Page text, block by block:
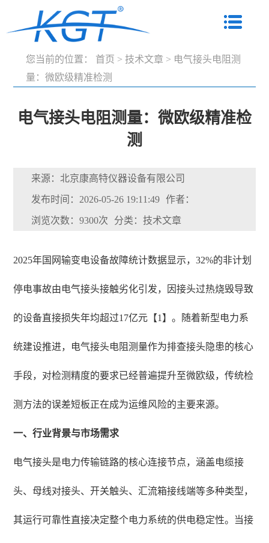
您当前的位置： 首页 > 技术文章 > 电气接头电阻测
量：微欧级精准检测
电气接头电阻测量：微欧级精准检
测
来源：北京康高特仪器设备有限公司
发布时间：2026-05-26 19:11:49 作者：
浏览次数：9300次 分类：技术文章
2025年国网输变电设备故障统计数据显示，32%的非计划
停电事故由电气接头接触劣化引发，因接头过热烧毁导致
的设备直接损失年均超过17亿元【1】。随着新型电力系
统建设推进，电气接头电阻测量作为排查接头隐患的核心
手段，对检测精度的要求已经普遍提升至微欧级，传统检
测方法的误差短板正在成为运维风险的主要来源。
一、行业背景与市场需求
电气接头是电力传输链路的核心连接节点，涵盖电缆接
头、母线对接头、开关触头、汇流箱接线端等多种类型，
其运行可靠性直接决定整个电力系统的供电稳定性。当接